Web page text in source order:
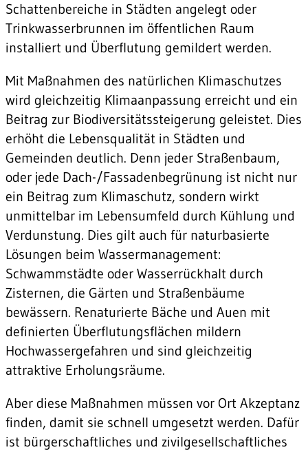
Schattenbereiche in Städten angelegt oder
Trinkwasserbrunnen im öffentlichen Raum
installiert und Überflutung gemildert werden.
Mit Maßnahmen des natürlichen Klimaschutzes
wird gleichzeitig Klimaanpassung erreicht und ein
Beitrag zur Biodiversitätssteigerung geleistet. Dies
erhöht die Lebensqualität in Städten und
Gemeinden deutlich. Denn jeder Straßenbaum,
oder jede Dach-/Fassadenbegrünung ist nicht nur
ein Beitrag zum Klimaschutz, sondern wirkt
unmittelbar im Lebensumfeld durch Kühlung und
Verdunstung. Dies gilt auch für naturbasierte
Lösungen beim Wassermanagement:
Schwammstädte oder Wasserrückhalt durch
Zisternen, die Gärten und Straßenbäume
bewässern. Renaturierte Bäche und Auen mit
definierten Überflutungsflächen mildern
Hochwassergefahren und sind gleichzeitig
attraktive Erholungsräume.
Aber diese Maßnahmen müssen vor Ort Akzeptanz
finden, damit sie schnell umgesetzt werden. Dafür
ist bürgerschaftliches und zivilgesellschaftliches